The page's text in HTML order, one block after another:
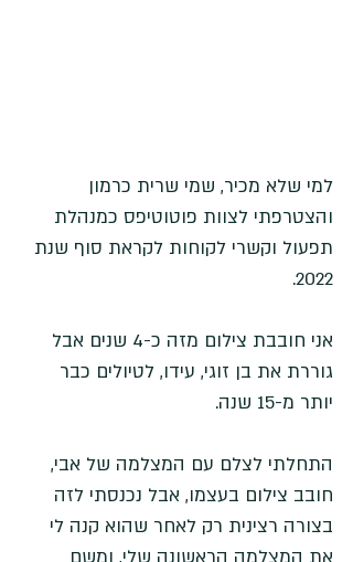
למי שלא מכיר, שמי שרית כרמון
והצטרפתי לצוות פוטוטיפס כמנהלת
תפעול וקשרי לקוחות לקראת סוף שנת
2022.
אני חובבת צילום מזה כ-4 שנים אבל
גוררת את בן זוגי, עידו, לטיולים כבר
יותר מ-15 שנה.
התחלתי לצלם עם המצלמה של אבי,
חובב צילום בעצמו, אבל נכנסתי לזה
בצורה רצינית רק לאחר שהוא קנה לי
את המצלמה הראשונה שלי, ומשם